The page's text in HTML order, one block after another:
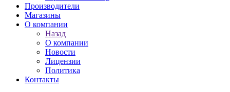
Производители
Магазины
О компании
Назад
О компании
Новости
Лицензии
Политика
Контакты